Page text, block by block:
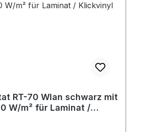
RT-70 Wlan schwarz mit
W/m² für Laminat /